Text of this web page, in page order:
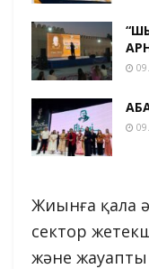
Жиынға қала
сектор
және жауапты